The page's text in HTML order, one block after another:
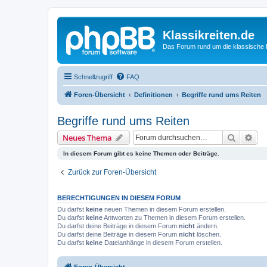
Klassikreiten.de
Das Forum rund um die klassische
Schnellzugriff FAQ
Foren-Übersicht Definitionen Begriffe rund ums Reiten
Begriffe rund ums Reiten
Neues Thema Suche
In diesem Forum gibt es keine Themen oder Beiträge.
Zurück zur Foren-Übersicht
BERECHTIGUNGEN IN DIESEM FORUM
Du darfst keine neuen Themen in diesem Forum erstellen.
Du darfst keineAntworten zu Themen in diesem Forum erstellen.
Du darfst deine Beiträge in diesem Forum nicht ändern.
Du darfst deine Beiträge in diesem Forum nicht löschen.
Du darfst keine Dateianhänge in diesem Forum erstellen.